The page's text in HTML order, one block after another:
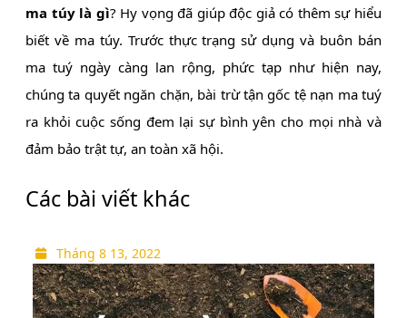
ma túy là gì? Hy vọng đã giúp độc giả có thêm sự hiểu
biết về ma túy. Trước thực trạng sử dụng và buôn bán
ma tuý ngày càng lan rộng, phức tạp như hiện nay,
chúng ta quyết ngăn chặn, bài trừ tận gốc tệ nạn ma tuý
ra khỏi cuộc sống đem lại sự bình yên cho mọi nhà và
đảm bảo trật tự, an toàn xã hội.
Các bài viết khác
Tháng 8 13, 2022Tháng
8
13,
2022